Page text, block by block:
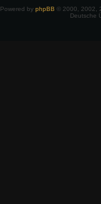
Powered by phpBB © 2000, 2002,
Deutsche